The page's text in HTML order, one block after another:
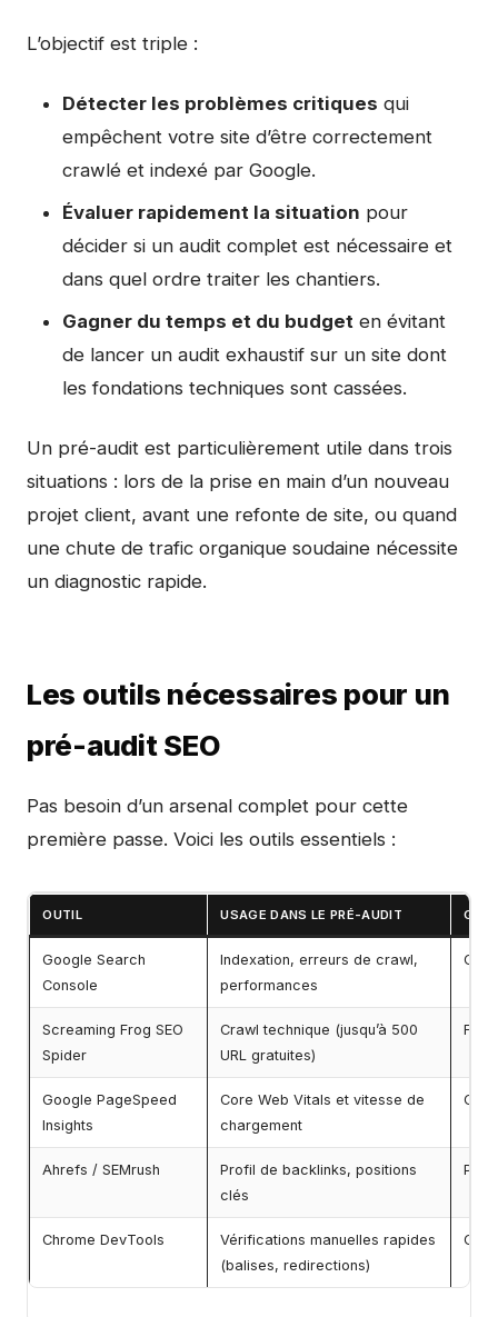
L’objectif est triple :
Détecter les problèmes critiques qui
empêchent votre site d’être correctement
crawlé et indexé par Google.
Évaluer rapidement la situation pour
décider si un audit complet est nécessaire et
dans quel ordre traiter les chantiers.
Gagner du temps et du budget en évitant
de lancer un audit exhaustif sur un site dont
les fondations techniques sont cassées.
Un pré-audit est particulièrement utile dans trois
situations : lors de la prise en main d’un nouveau
projet client, avant une refonte de site, ou quand
une chute de trafic organique soudaine nécessite
un diagnostic rapide.
Les outils nécessaires pour un
pré-audit SEO
Pas besoin d’un arsenal complet pour cette
première passe. Voici les outils essentiels :
OUTIL USAGE DANS LE PRÉ-AUDIT
Google Search
Console
Indexation, erreurs de crawl,
performances
Screaming Frog SEO
Spider
Crawl technique (jusqu’à 500
URL gratuites)
Google PageSpeed
Insights
Core Web Vitals et vitesse de
chargement
Ahrefs / SEMrush
Profil de backlinks, positions
clés
Chrome DevTools
Vérifications manuelles rapides
(balises, redirections)